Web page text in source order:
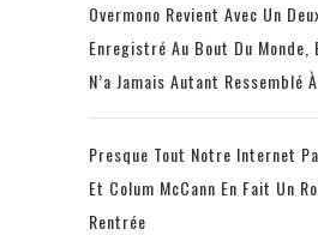
Overmono Revient Avec Un
Enregistré Au Bout Du Monde,
N’a Jamais Autant Ressemblé
Presque Tout Notre Internet
Et Colum McCann En Fait Un
Rentrée